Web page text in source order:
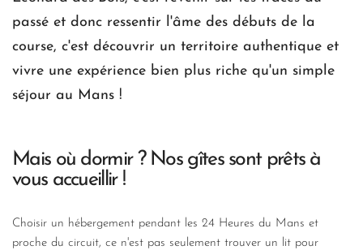
passé et donc ressentir l'âme des débuts de la
course, c'est découvrir un territoire authentique et
vivre une expérience bien plus riche qu'un simple
séjour au Mans !
Mais où dormir ? Nos gîtes sont prêts à
vous accueillir !
Choisir un hébergement pendant les 24 Heures du Mans et
proche du circuit, ce n'est pas seulement trouver un lit pour